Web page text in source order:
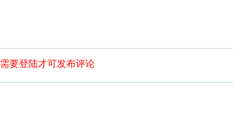
需要登陆才可发布评论